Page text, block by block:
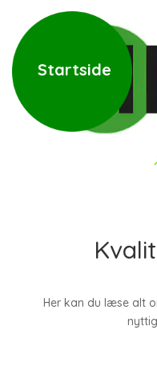
Startside
Her kan du læse alt